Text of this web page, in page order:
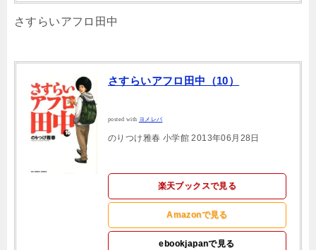
さすらいアフロ田中
さすらいアフロ田中（10）
posted with ヨメレバ
のりつけ雅春 小学館 2013年06月28日
楽天ブックスで見る
Amazonで見る
ebookjapanで見る